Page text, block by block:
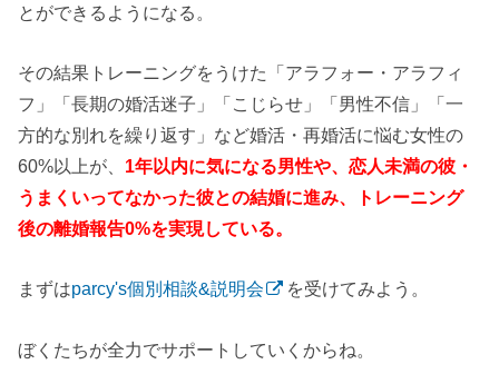
とができるようになる。
その結果トレーニングをうけた「アラフォー・アラフィ
フ」「長期の婚活迷子」「こじらせ」「男性不信」「一
方的な別れを繰り返す」など婚活・再婚活に悩む女性の
60%以上が、 1年以内に気になる男性や、恋人未満の彼・
うまくいってなかった彼との結婚に進み、トレーニング
後の離婚報告0%を実現している。
まずはparcy's個別相談&説明会 を受けてみよう。
ぼくたちが全力でサポートしていくからね。